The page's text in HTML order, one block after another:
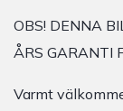
OBS! DENNA
ÅRS GARANTI
Varmt